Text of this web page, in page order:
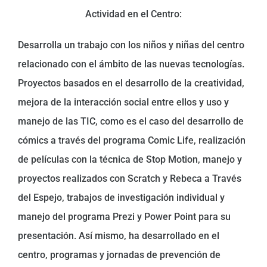
Actividad en el Centro:
Desarrolla un trabajo con los niños y niñas del centro
relacionado con el ámbito de las nuevas tecnologías.
Proyectos basados en el desarrollo de la creatividad,
mejora de la interacción social entre ellos y uso y
manejo de las TIC, como es el caso del desarrollo de
cómics a través del programa Comic Life, realización
de películas con la técnica de Stop Motion, manejo y
proyectos realizados con Scratch y Rebeca a Través
del Espejo, trabajos de investigación individual y
manejo del programa Prezi y Power Point para su
presentación. Así mismo, ha desarrollado en el
centro, programas y jornadas de prevención de